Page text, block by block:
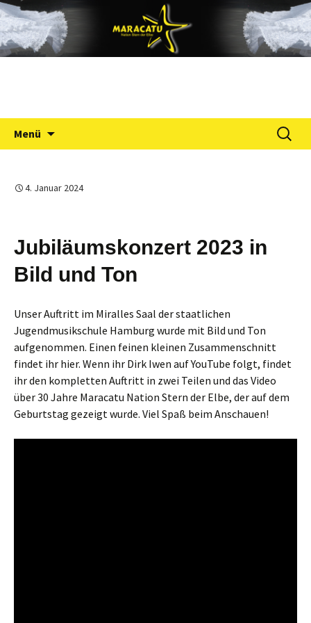
Zum
Inhalt
springen
Maracatu
Nation Stern der Elbe
Menü
Suchen
nach:
4. Januar 2024
Jubiläumskonzert 2023 in
Bild und Ton
Unser Auftritt im Miralles Saal der staatlichen
Jugendmusikschule Hamburg wurde mit Bild und Ton
aufgenommen. Einen feinen kleinen Zusammenschnitt
findet ihr hier. Wenn ihr Dirk Iwen auf YouTube folgt, findet
ihr den kompletten Auftritt in zwei Teilen und das Video
über 30 Jahre Maracatu Nation Stern der Elbe, der auf dem
Geburtstag gezeigt wurde. Viel Spaß beim Anschauen!